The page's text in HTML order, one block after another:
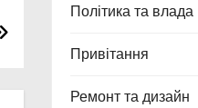
Політика та влада
Привітання
Ремонт та дизайн